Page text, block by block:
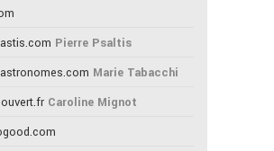
Pierre Psaltis
Marie Tabacchi
Caroline Mignot